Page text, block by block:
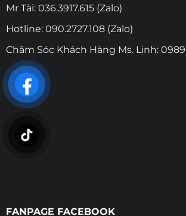
Mr Tài: 036.3917.615 (Zalo)
Hotline: 090.2727.108 (Zalo)
Chăm Sóc Khách Hàng Ms. Linh:
FANPAGE FACEBOOK